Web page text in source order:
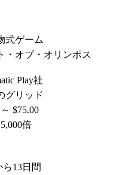
式ゲーム
・オブ・オリンポス
Play社
グリッド
$75.00
倍
ら13日間